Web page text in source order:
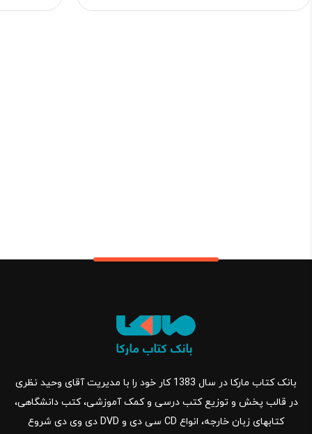
بانک کتاب مارکا در سال 1383 کار خود را با مدیریت آقای وحید نظری
در قالب پخش و توزیع کتب درسی و کمک آموزشی، کتب دانشگاهی،
کتابهای زبان خارجه، انواع CD سی دی و DVD دی وی دی شروع